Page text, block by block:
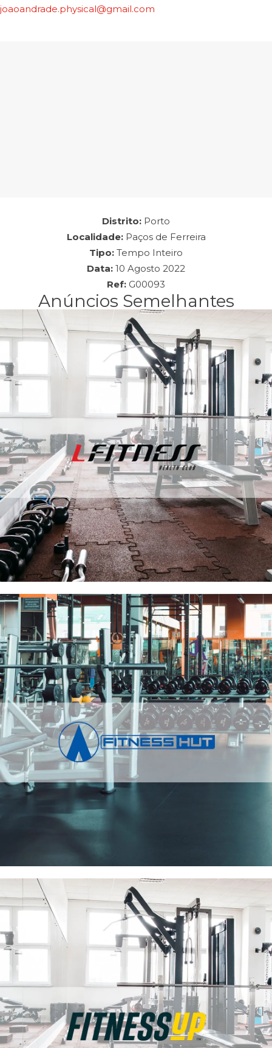
joaoandrade.physical@gmail.com
Distrito: Porto
Localidade: Paços de Ferreira
Tipo: Tempo Inteiro
Data: 10 Agosto 2022
Ref: G00093
Anúncios Semelhantes